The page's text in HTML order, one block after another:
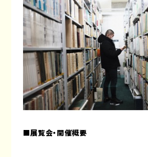
■展覧会・開催概要